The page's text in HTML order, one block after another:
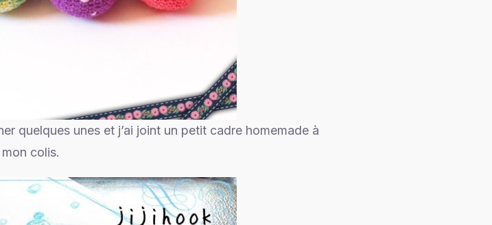
quelques unes et j’ai joint un petit cadre homemade à
mon colis.